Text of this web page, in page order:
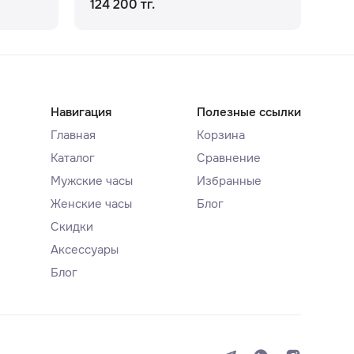
124 200 тг.
Навигация
Главная
Каталог
Мужские часы
Женские часы
Скидки
Аксессуары
Блог
Полезные ссылки
Корзина
Сравнение
Избранные
Блог